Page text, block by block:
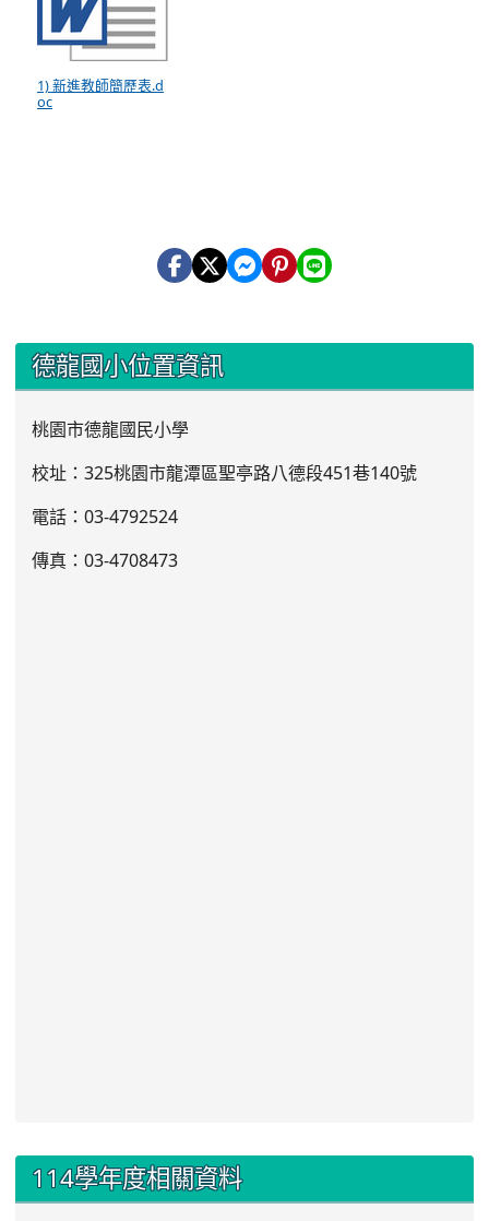
1) 新進教師簡歷表.d
oc
::: 德龍國小位置資訊
桃園市德龍國民小學
校址：325桃園市龍潭區聖亭路八德段451巷140號
電話：03-4792524
傳真：03-4708473
::: 114學年度相關資料